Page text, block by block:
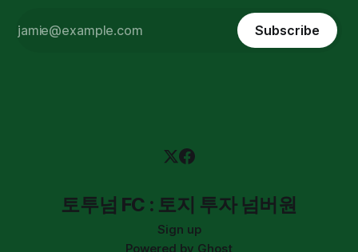
Subscribe
토투넘 FC : 토지 투자 넘버원
Sign up
Powered by Ghost